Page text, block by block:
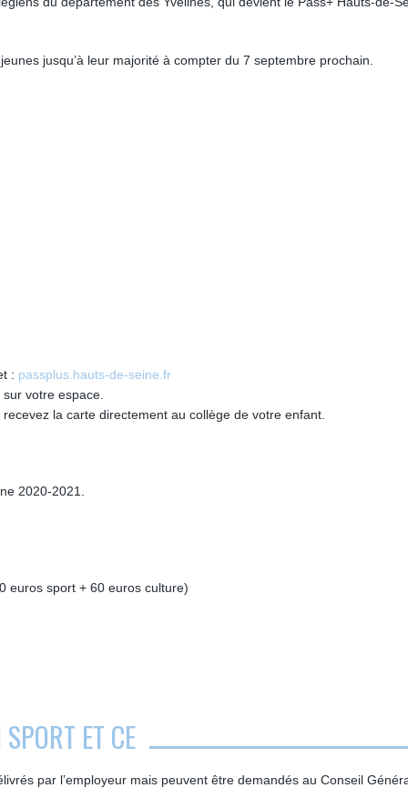
jusqu’à leur majorité à compter du 7 septembre prochain.
: passplus.hauts-de-seine.fr
votre espace.
la carte directement au collège de votre enfant.
2020-2021.
euros sport + 60 euros culture)
ET CE
par l’employeur mais peuvent être demandés au Conseil